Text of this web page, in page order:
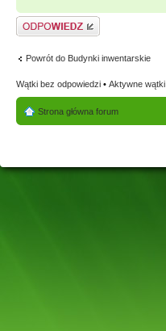
Odpowiedz
Powrót do Budynki inwentarskie
Wątki bez odpowiedzi • Aktywne wątki
Strona główna forum